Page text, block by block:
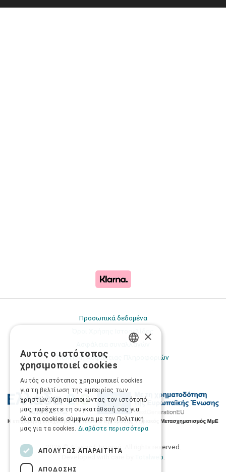
Προσωπικά δεδομένα
Όροι Χρήσης Ιστοσελίδας
Ασφάλεια συναλλαγών
Πολιτική Ασφάλειας Πληροφοριών
2026 © Δίγκας Γ. Ιατρικά. All rights reserved.
Totalweb.
×
Αυτός ο ιστότοπος
χρησιμοποιεί cookies
Αυτός ο ιστότοπος χρησιμοποιεί cookies
για τη βελτίωση της εμπειρίας των
χρηστών. Χρησιμοποιώντας τον ιστότοπό
μας, παρέχετε τη συγκατάθεσή σας για
όλα τα cookies σύμφωνα με την Πολιτική
μας για τα cookies. Διαβάστε περισσότερα
ΑΠΟΛΎΤΩΣ ΑΠΑΡΑΊΤΗΤΑ
ΑΠΌΔΟΣΗΣ